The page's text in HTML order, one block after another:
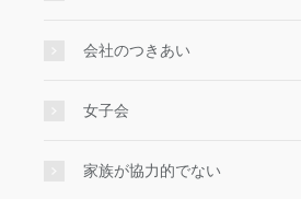
会社のつきあい
女子会
家族が協力的でない